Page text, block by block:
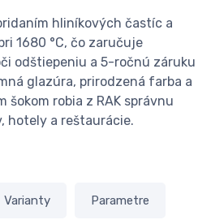
hliníkových častíc a
1680 °C, čo zaručuje
odštiepeniu a 5-ročnú záruku
glazúra, prirodzená farba a
robia z RAK správnu
hotely a reštaurácie.
Varianty Parametre